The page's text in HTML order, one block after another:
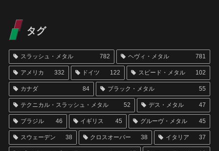
タグ
スラッシュ・メタル 782 ヘヴィ・メタル 781
アメリカ 332 ドイツ 122 スピード・メタル 102
カナダ 84 ブラック・メタル 55
テクニカル・スラッシュ・メタル 52 デス・メタル 47
ブラジル 46 イギリス 45 グルーヴ・メタル 45
スウェーデン 38 クロスオーバー 38 イタリア 37